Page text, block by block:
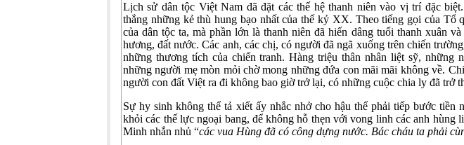
Lịch sử dân tộc Việt Nam đã đặt các thế hệ thanh niên vào vị trí đặc
thắng những kẻ thù hung bạo nhất của thế kỷ XX. Theo tiếng gọi của Tổ
của dân tộc ta, mà phần lớn là thanh niên đã hiến dâng tuổi thanh xuân
hương, đất nước. Các anh, các chị, có người đã ngã xuống trên chiến
những thương tích của chiến tranh. Hàng triệu thân nhân liệt sỹ, những
những người mẹ mòn mỏi chờ mong những đứa con mãi mãi không về.
người con đất Việt ra đi không bao giờ trở lại, có những cuộc chia ly đã trở
Sự hy sinh không thể tả xiết ấy nhắc nhở cho hậu thế phải tiếp bước tiền
khỏi các thế lực ngoại bang, để không hỗ thẹn với vong linh các anh hùng
Minh nhắn nhủ “các vua Hùng đã có công dựng nước. Bác cháu ta phải